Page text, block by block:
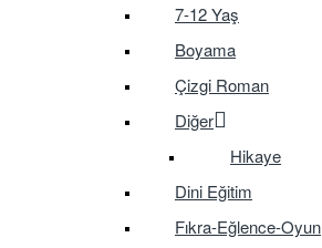
7-12 Yaş
Boyama
Çizgi Roman
Diğer
Hikaye
Dini Eğitim
Fıkra-Eğlence-Oyun